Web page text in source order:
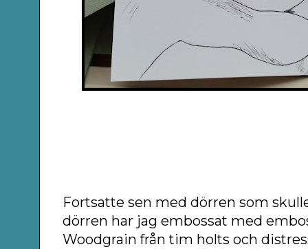
Fortsatte sen med dörren som
dörren har jag embossat med
Woodgrain från tim holts och